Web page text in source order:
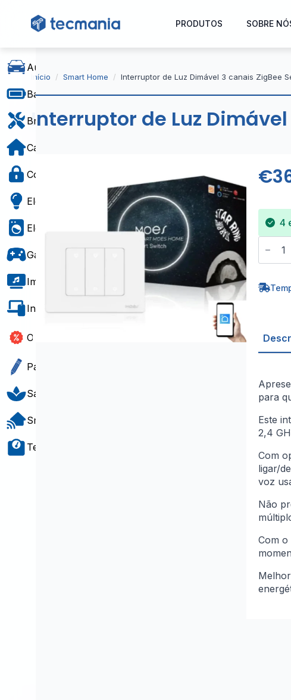
PRODUTOS SOBRE
Baterias e Alimentação
Bricolage
Início Smart Home Interruptor de Luz Dimável 3 canais ZigBee
Interruptor de Luz
€
4
de
Star
Ring
para
Este
2,4
Com
ligar/
voz
Não
Com o